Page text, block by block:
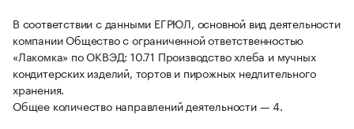
В соответствии с данными ЕГРЮЛ, основной вид деятельности
компании Общество с ограниченной ответственностью
«Лакомка» по ОКВЭД: 10.71 Производство хлеба и мучных
кондитерских изделий, тортов и пирожных недлительного
хранения.
Общее количество направлений деятельности — 4.